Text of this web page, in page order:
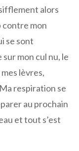
alors
contre mon
se sont
mon cul nu, le
lèvres,
respiration se
au prochain
et tout s’est